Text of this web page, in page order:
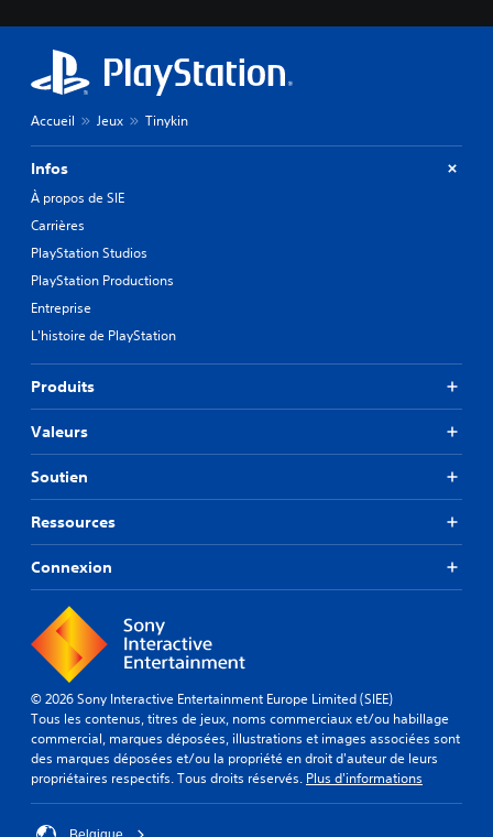
Accueil Jeux Tinykin
Infos
À propos de SIE
Carrières
PlayStation Studios
PlayStation Productions
Entreprise
L'histoire de PlayStation
Produits
Valeurs
Soutien
Ressources
Connexion
© 2026 Sony Interactive Entertainment Europe Limited (SIEE)
Tous les contenus, titres de jeux, noms commerciaux et/ou habillage
commercial, marques déposées, illustrations et images associées sont
des marques déposées et/ou la propriété en droit d'auteur de leurs
propriétaires respectifs. Tous droits réservés. Plus d'informations